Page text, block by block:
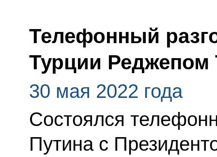
Телефонный
Турции
30 мая 2022 года
Состоялся
Путина с